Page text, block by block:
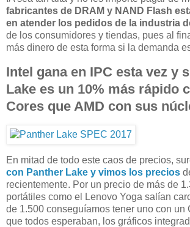
fabricantes de DRAM y NAND Flash
en atender los pedidos de la industria
de los consumidores y tiendas, pues al
más dinero de esta forma si la demanda
Intel gana en IPC esta vez y
Lake es un 10% más rápido
Cores que AMD con sus
En mitad de todo este caos de precios,
con Panther Lake y vimos los precios
recientemente. Por un precio de más de
portátiles como el Lenovo Yoga salían
de 1.500 conseguíamos tener uno con un
que todos esperaban, los gráficos